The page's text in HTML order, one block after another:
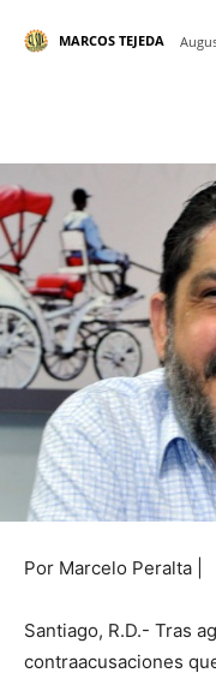
MARCOS TEJEDA
Por Marcelo Peralta |
Santiago, R.D.- Tras
contraacusaciones